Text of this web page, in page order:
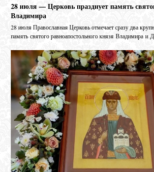
28 июля — Церковь празднует память
Владимира
28 июля Православная Церковь отмечает сразу два
память святого равноапостольного князя Владимира